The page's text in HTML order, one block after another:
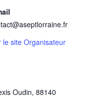
le site Organisateur
Oudin, 88140